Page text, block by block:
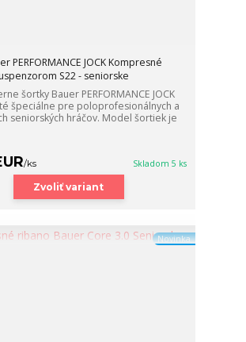
PERFORMANCE JOCK Kompresné
S22 - seniorske
šortky Bauer PERFORMANCE JOCK
špeciálne pre poloprofesionálnych a
seniorských hráčov. Model šortiek je
/ks Skladom 5 ks
Zvoliť variant
Novinka